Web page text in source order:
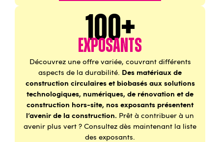
100+
Exposants
Découvrez une offre variée, couvrant différents
aspects de la durabilité. Des matériaux de
construction circulaires et biobasés aux solutions
technologiques, numériques, de rénovation et de
construction hors-site, nos exposants présentent
l’avenir de la construction. Prêt à contribuer à un
avenir plus vert ? Consultez dès maintenant la liste
des exposants.